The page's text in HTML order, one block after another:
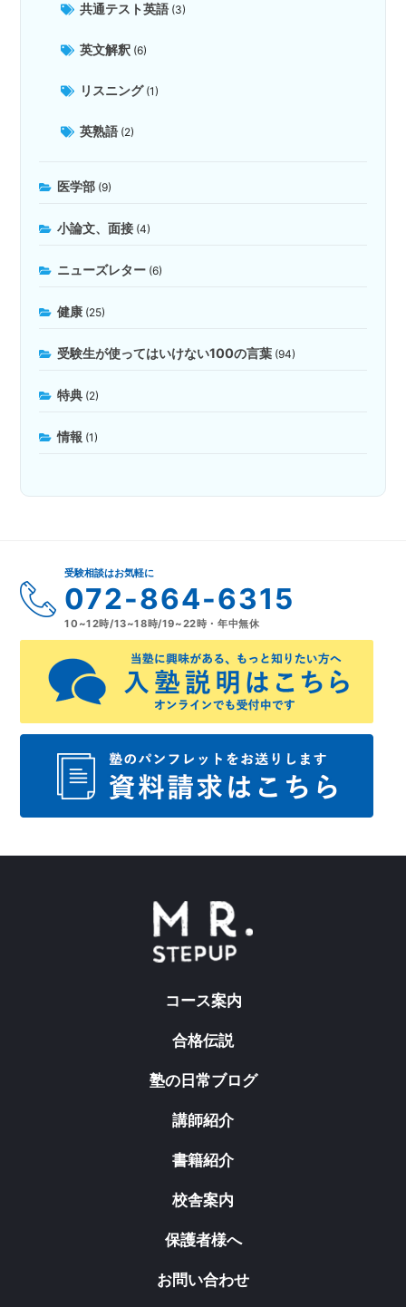
共通テスト英語 (3)
英文解釈 (6)
リスニング(1)
英熟語 (2)
医学部 (9)
小論文、面接 (4)
ニューズレター (6)
健康 (25)
受験生が使ってはいけない100の言葉 (94)
特典 (2)
情報 (1)
受験相談はお気軽に
072-864-6315
10~12時/13~18時/19~22時・年中無休
コース案内
合格伝説
塾の日常ブログ
講師紹介
書籍紹介
校舎案内
保護者様へ
お問い合わせ